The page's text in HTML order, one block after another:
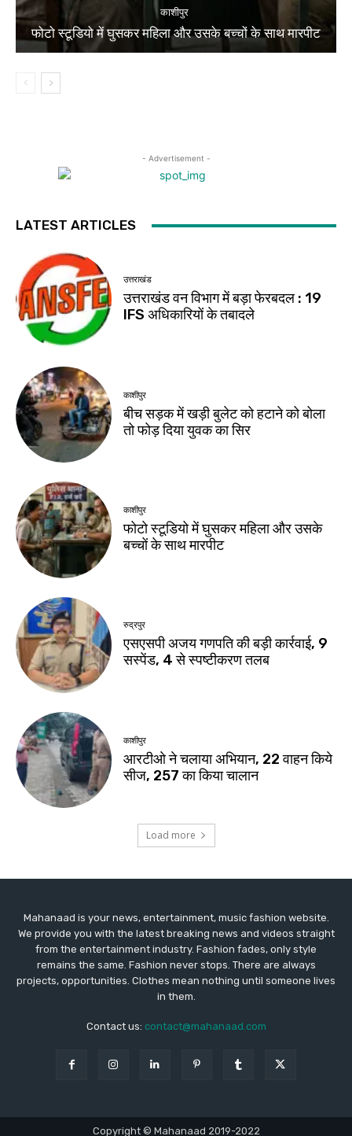
Mahanaad is your news, entertainment, music fashion website.
We provide you with the latest breaking news and videos straight
from the entertainment industry. Fashion fades, only style
remains the same. Fashion never stops. There are always
projects, opportunities. Clothes mean nothing until someone lives
in them.
Contact us: contact@mahanaad.com
Copyright © Mahanaad 2019-2022